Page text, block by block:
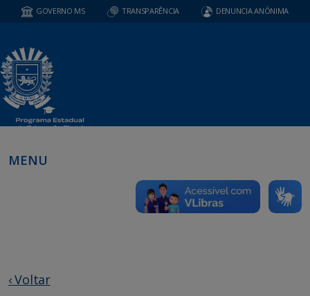
GOVERNO MS TRANSPARÊNCIA DENUNCIA ANÔNIMA
MENU
‹ Voltar